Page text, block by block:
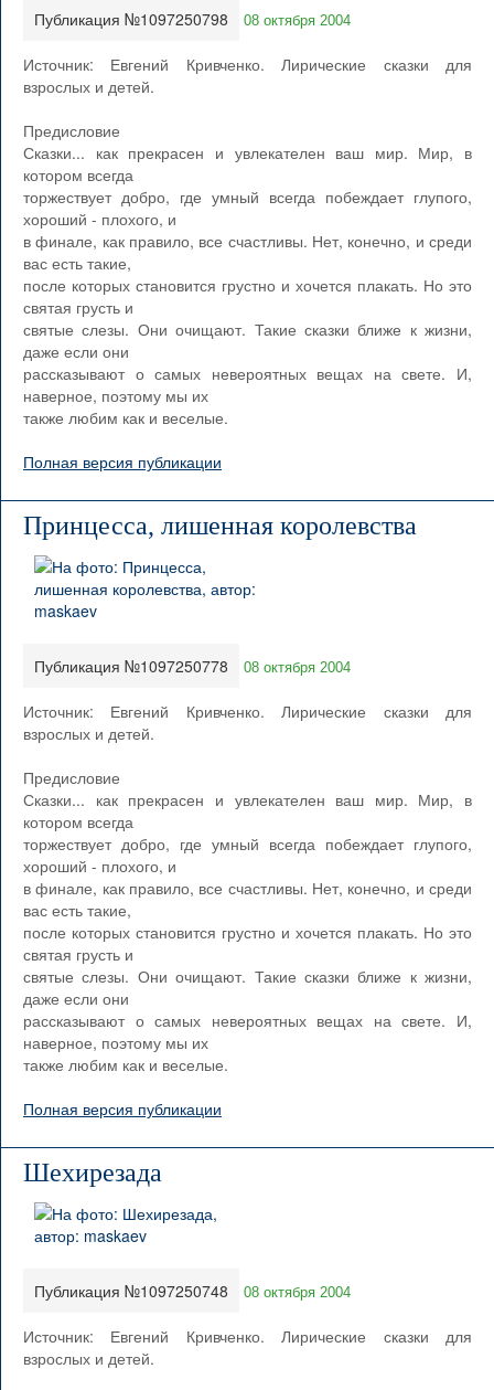
Публикация №1097250798 08 октября 2004
Источник: Евгений Кривченко. Лирические сказки для
взрослых и детей.
Предисловие
Сказки... как прекрасен и увлекателен ваш мир. Мир, в
котором всегда
торжествует добро, где умный всегда побеждает глупого,
хороший - плохого, и
в финале, как правило, все счастливы. Нет, конечно, и среди
вас есть такие,
после которых становится грустно и хочется плакать. Но это
святая грусть и
святые слезы. Они очищают. Такие сказки ближе к жизни,
даже если они
рассказывают о самых невероятных вещах на свете. И,
наверное, поэтому мы их
также любим как и веселые.
Полная версия публикации
Принцесса, лишенная королевства
Публикация №1097250778 08 октября 2004
Источник: Евгений Кривченко. Лирические сказки для
взрослых и детей.
Предисловие
Сказки... как прекрасен и увлекателен ваш мир. Мир, в
котором всегда
торжествует добро, где умный всегда побеждает глупого,
хороший - плохого, и
в финале, как правило, все счастливы. Нет, конечно, и среди
вас есть такие,
после которых становится грустно и хочется плакать. Но это
святая грусть и
святые слезы. Они очищают. Такие сказки ближе к жизни,
даже если они
рассказывают о самых невероятных вещах на свете. И,
наверное, поэтому мы их
также любим как и веселые.
Полная версия публикации
Шехирезада
Публикация №1097250748 08 октября 2004
Источник: Евгений Кривченко. Лирические сказки для
взрослых и детей.